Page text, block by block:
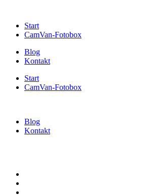
Start
CamVan-Fotobox
Blog
Kontakt
Start
CamVan-Fotobox
Blog
Kontakt